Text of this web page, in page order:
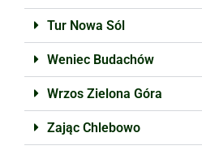
Tur Nowa Sól
Weniec Budachów
Wrzos Zielona Góra
Zając Chlebowo